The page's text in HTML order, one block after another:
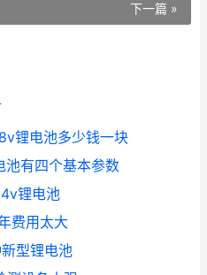
下一篇 »
锂电池多少钱一块
池有四个基本参数
锂电池
费用太大
型锂电池